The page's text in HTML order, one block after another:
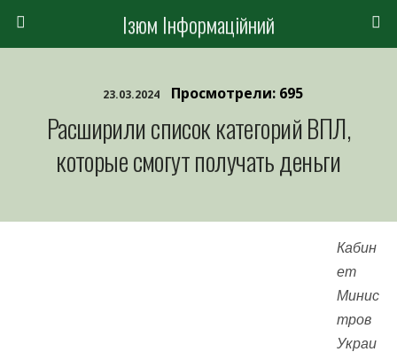
Ізюм Інформаційний
23.03.2024 Просмотрели: 695
Расширили список категорий ВПЛ,
которые смогут получать деньги
Кабин
ет
Минис
тров
Украи